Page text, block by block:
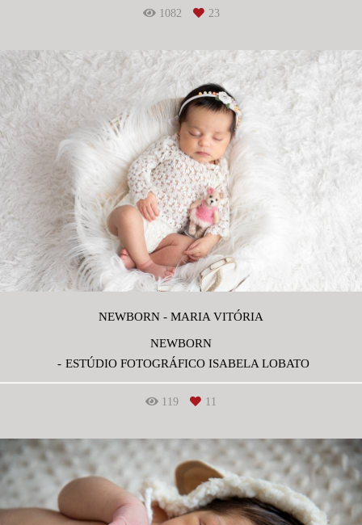
1082 23
NEWBORN - MARIA VITÓRIA
NEWBORN
ESTÚDIO FOTOGRÁFICO ISABELA LOBATO
119 11